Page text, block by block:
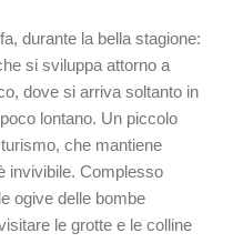
durante la bella stagione:
si sviluppa attorno a
dove si arriva soltanto in
lontano. Un piccolo
che mantiene
invivibile. Complesso
ogive delle bombe
le grotte e le colline